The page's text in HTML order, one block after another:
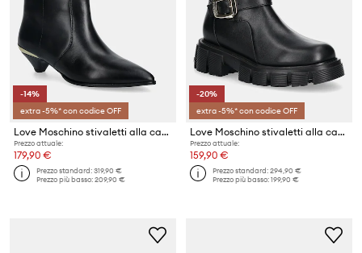
-14%
extra -5%* con codice OFF
Love Moschino stivaletti alla caviglia in pelle
Prezzo attuale:
179,90 €
Prezzo standard:319,90 €
Prezzo più basso:209,90 €
-20%
extra -5%* con codice OFF
Love Moschino stivaletti alla caviglia in pelle
Prezzo attuale:
159,90 €
Prezzo standard:294,90 €
Prezzo più basso:199,90 €